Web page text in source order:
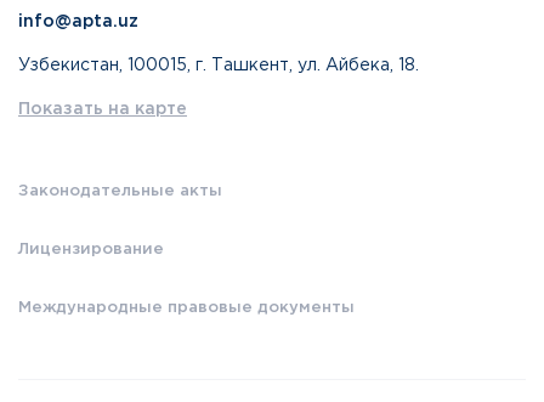
info@apta.uz
Узбекистан, 100015, г. Ташкент, ул. Айбека, 18.
Показать на карте
Законодательные акты
Лицензирование
Международные правовые документы